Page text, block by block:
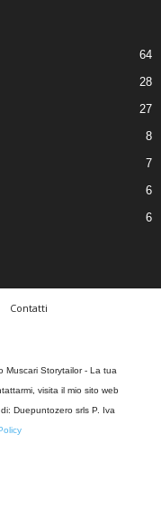
64
28
27
8
7
6
6
Contatti
Muscari Storytailor - La tua
visita il mio sito web
Duepuntozero srls P. Iva